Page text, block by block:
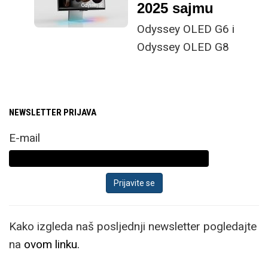
2025 sajmu
Odyssey OLED G6 i
Odyssey OLED G8
NEWSLETTER PRIJAVA
E-mail
Kako izgleda naš posljednji newsletter pogledajte
na ovom linku.